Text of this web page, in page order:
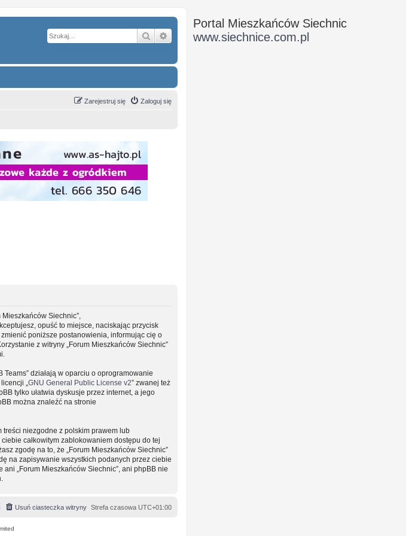
Szukaj Wyszukiwanie zaawansowane
Zaloguj się
Zarejestruj się
Mieszkańców Siechnic”,
opuść to miejsce, naciskając przycisk
zmienić poniższe postanowienia, informując cię o
z witryny „Forum Mieszkańców Siechnic”
Teams” działają w oparciu o oprogramowanie
„ GNU General Public License v2” zwanej też
tylko ułatwia dyskusje przez internet, a jego
można znaleźć na stronie
niezgodne z polskim prawem lub
całkowitym zablokowaniem dostępu do tej
zgodę na to, że „Forum Mieszkańców Siechnic”
na zapisywanie wszystkich podanych przez ciebie
„Forum Mieszkańców Siechnic”, ani phpBB nie
Strefa czasowa UTC+01:00
Usuń ciasteczka witryny
Portal Mieszkańców Siechnic
www.siechnice.com.pl